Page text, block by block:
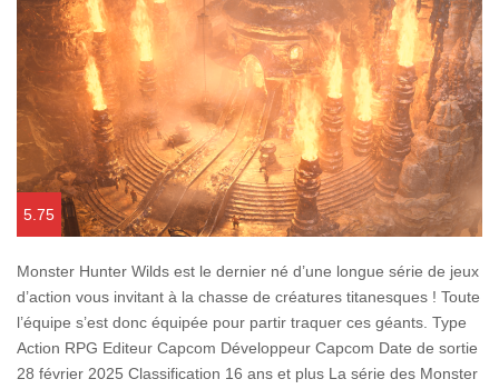
5.75
Monster Hunter Wilds est le dernier né d’une longue série de jeux
d’action vous invitant à la chasse de créatures titanesques ! Toute
l’équipe s’est donc équipée pour partir traquer ces géants. Type
Action RPG Editeur Capcom Développeur Capcom Date de sortie
28 février 2025 Classification 16 ans et plus La série des Monster